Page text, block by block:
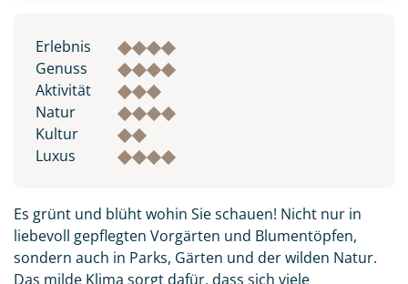
Erlebnis
Genuss
Aktivität
Natur
Kultur
Luxus
Es grünt und blüht wohin Sie schauen! Nicht nur in
liebevoll gepflegten Vorgärten und Blumentöpfen,
sondern auch in Parks, Gärten und der wilden Natur.
Das milde Klima sorgt dafür, dass sich viele
Kenntnis genommen und akzeptiert haben.